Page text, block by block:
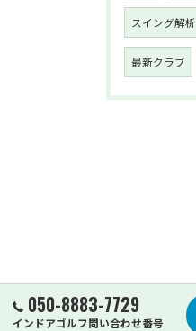
スイング解析
最新クラブ
050-8883-7729
インドアゴルフ問い合わせ番号